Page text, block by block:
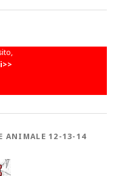
ANIMALE 12-13-14